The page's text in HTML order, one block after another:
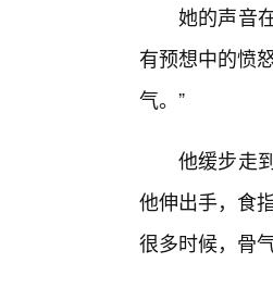
她的声音
有预想中的愤
气。”
他缓步走
他伸出手，食
很多时候，骨